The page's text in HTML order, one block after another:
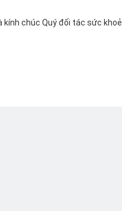
chúc Quý đối tác sức